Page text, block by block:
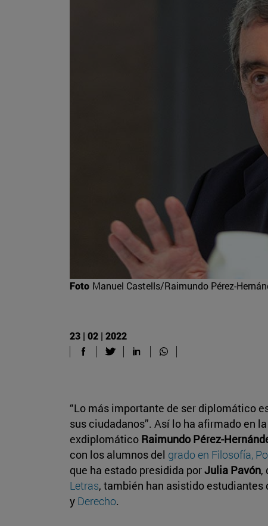
Foto Manuel Castells/Raimundo Pérez-
23 | 02 | 2022
“Lo más importante de ser diplomático
sus ciudadanos”. Así lo ha afirmado en
exdiplomático Raimundo Pérez-
con los alumnos del grado en Filosofía,
que ha estado presidida porJulia Pavón,
Letras, también han asistido estudiantes
y Derecho.